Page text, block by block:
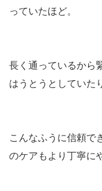
っていたほど。
長く通っているから
はうとうとしていた
こんなふうに信頼で
のケアもより丁寧に